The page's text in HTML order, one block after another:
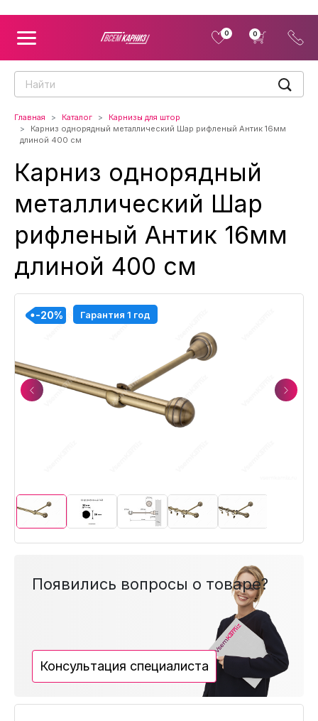
0 0
Главная Каталог
Карнизы для штор
Карниз однорядный металлический Шар рифленый Антик 16мм
длиной 400 см
Карниз однорядный
металлический Шар
рифленый Антик 16мм
длиной 400 см
Previous
-20% Гарантия 1 год
-20%
-20%
-20%
-20%
-20%
-20%
-20%
-20%
Next
Появились вопросы о товаре?
Консультация специалиста